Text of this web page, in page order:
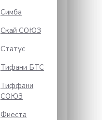
Симба
Скай СОЮЗ
Статус
Тифани БТС
Тиффани
СОЮЗ
Фиеста